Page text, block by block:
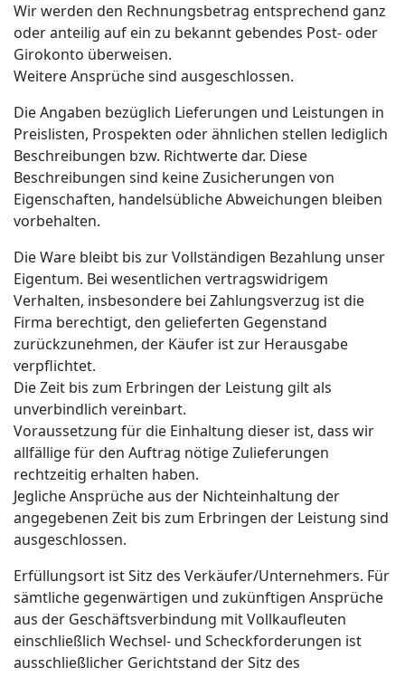
Wir werden den Rechnungsbetrag entsprechend ganz
oder anteilig auf ein zu bekannt gebendes Post- oder
Girokonto überweisen.
Weitere Ansprüche sind ausgeschlossen.
Die Angaben bezüglich Lieferungen und Leistungen in
Preislisten, Prospekten oder ähnlichen stellen lediglich
Beschreibungen bzw. Richtwerte dar. Diese
Beschreibungen sind keine Zusicherungen von
Eigenschaften, handelsübliche Abweichungen bleiben
vorbehalten.
Die Ware bleibt bis zur Vollständigen Bezahlung unser
Eigentum. Bei wesentlichen vertragswidrigem
Verhalten, insbesondere bei Zahlungsverzug ist die
Firma berechtigt, den gelieferten Gegenstand
zurückzunehmen, der Käufer ist zur Herausgabe
verpflichtet.
Die Zeit bis zum Erbringen der Leistung gilt als
unverbindlich vereinbart.
Voraussetzung für die Einhaltung dieser ist, dass wir
allfällige für den Auftrag nötige Zulieferungen
rechtzeitig erhalten haben.
Jegliche Ansprüche aus der Nichteinhaltung der
angegebenen Zeit bis zum Erbringen der Leistung sind
ausgeschlossen.
Erfüllungsort ist Sitz des Verkäufer/Unternehmers. Für
sämtliche gegenwärtigen und zukünftigen Ansprüche
aus der Geschäftsverbindung mit Vollkaufleuten
einschließlich Wechsel- und Scheckforderungen ist
ausschließlicher Gerichtstand der Sitz des